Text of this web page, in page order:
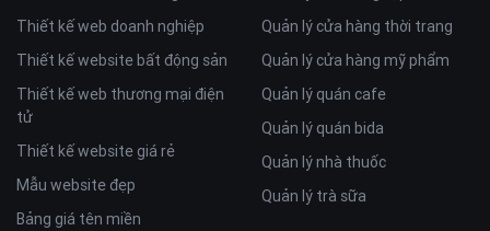
Thiết kế web doanh nghiệp
Thiết kế website bất động sản
Thiết kế web thương mại điện
tử
Thiết kế website giá rẻ
Mẫu website đẹp
Bảng giá tên miền
Quản lý cửa hàng thời trang
Quản lý cửa hàng mỹ phẩm
Quản lý quán cafe
Quản lý quán bida
Quản lý nhà thuốc
Quản lý trà sữa